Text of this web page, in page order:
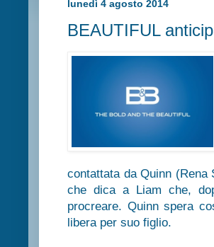
lunedì 4 agosto 2014
BEAUTIFUL
contattata da Quinn
che dica a Liam che,
procreare. Quinn spera
libera per suo figlio.